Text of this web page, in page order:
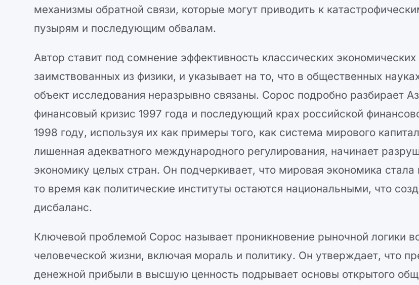
механизмы обратной связи, которые могут приводить к
пузырям и последующим обвалам.
Автор ставит под сомнение эффективность классических
заимствованных из физики, и указывает на то, что в общественных
объект исследования неразрывно связаны. Сорос подробно разбирает
финансовый кризис 1997 года и последующий крах российской
1998 году, используя их как примеры того, как система мирового
лишенная адекватного международного регулирования, начинает
экономику целых стран. Он подчеркивает, что мировая экономика стала
то время как политические институты остаются национальными, что
дисбаланс.
Ключевой проблемой Сорос называет проникновение рыночной логики
человеческой жизни, включая мораль и политику. Он утверждает, что
денежной прибыли в высшую ценность подрывает основы открытого